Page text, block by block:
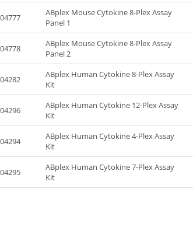
ABplex Mouse Cytokine 8-Plex Assay
Panel 1
ABplex Mouse Cytokine 8-Plex Assay
Panel 2
ABplex Human Cytokine 8-Plex Assay
Kit
ABplex Human Cytokine 12-Plex Assay
Kit
ABplex Human Cytokine 4-Plex Assay
Kit
ABplex Human Cytokine 7-Plex Assay
Kit